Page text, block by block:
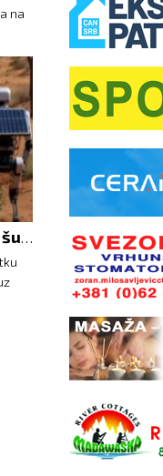
na
Kineski solarni roboti sade šume u pustinji